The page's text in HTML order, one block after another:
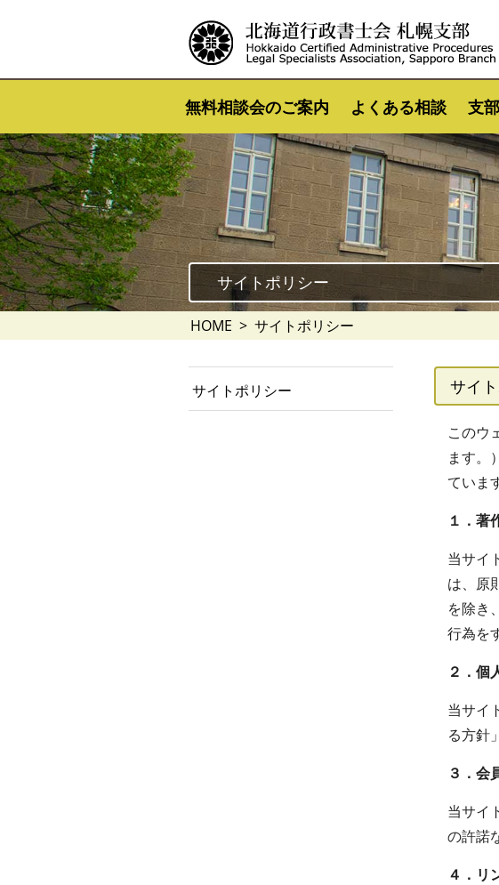
無料相談会のご案内 よくある相談 支
サイトポリシー
HOME サイトポリシー
サイ
このウ
ます。
ていま
１．著
当サイ
は、原
を除き
行為を
２．個
当サイ
る方針
３．会
当サイ
の許諾
４．リ
サイトポリシー